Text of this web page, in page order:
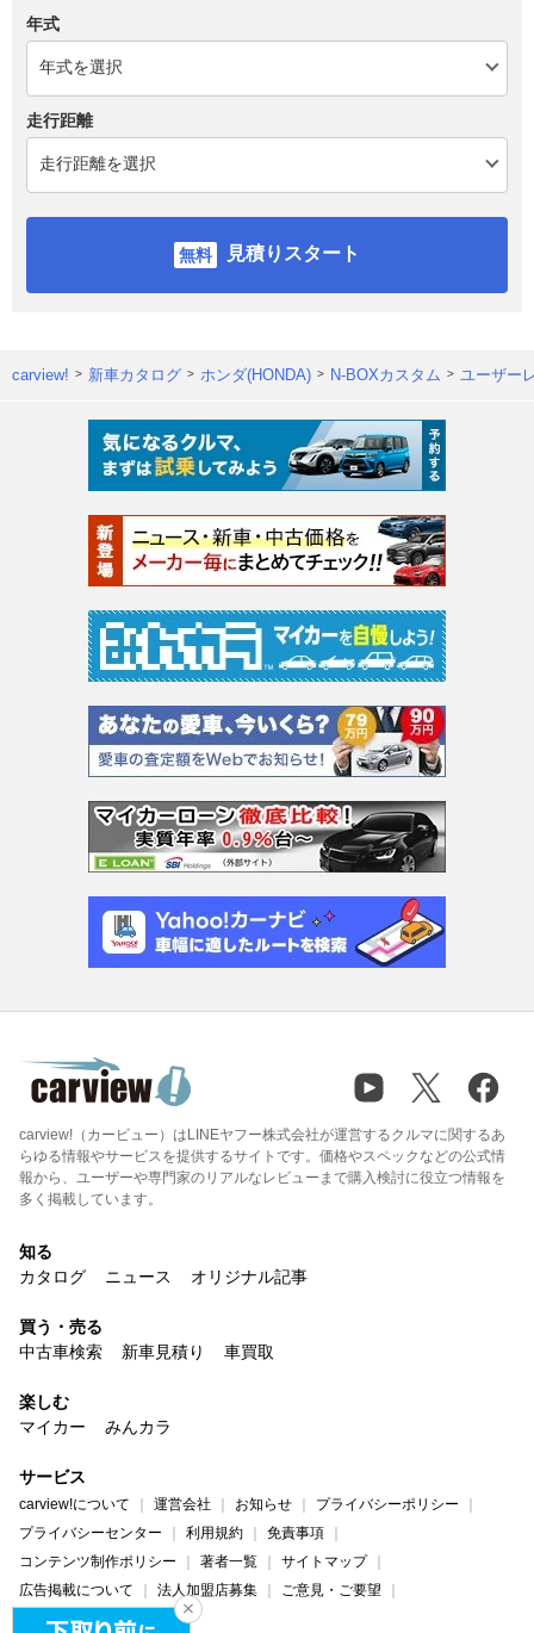
年式
走行距離
見積りスタート
carview! 新車カタログ ホンダ(HONDA) N-BOXカスタム ユーザー
carview!（カービュー）はLINEヤフー株式会社が運営するクルマに関するあ
らゆる情報やサービスを提供するサイトです。価格やスペックなどの公式情
報から、ユーザーや専門家のリアルなレビューまで購入検討に役立つ情報を
多く掲載しています。
知る
カタログ
ニュース オリジナル記事
買う・売る
中古車検索
新車見積り 車買取
楽しむ
マイカー
みんカラ
サービス
carview!について 運営会社 お知らせ
プライバシーポリシー
プライバシーセンター
利用規約
免責事項
コンテンツ制作ポリシー
著者一覧
サイトマップ
広告掲載について
法人加盟店募集
ご意見・ご要望
ヘルプ・お問い合わせ